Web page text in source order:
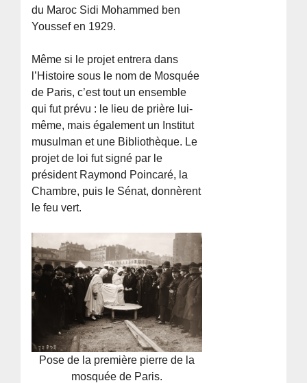
du Maroc Sidi Mohammed ben
Youssef en 1929.
Même si le projet entrera dans
l’Histoire sous le nom de Mosquée
de Paris, c’est tout un ensemble
qui fut prévu : le lieu de prière lui-
même, mais également un Institut
musulman et une Bibliothèque. Le
projet de loi fut signé par le
président Raymond Poincaré, la
Chambre, puis le Sénat, donnèrent
le feu vert.
Pose de la première pierre de la
mosquée de Paris.